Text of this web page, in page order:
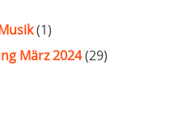
(1)
März 2024(29)